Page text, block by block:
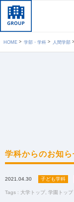
HOME 学部・学科 人間学部
学科からのお知ら
2021.04.30 子ども学科
Tags : 大学トップ 学園トップ